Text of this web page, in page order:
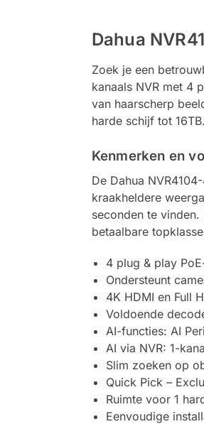
Dahua
Zoek je een
kanaals NVR met 4
van haarscherp
harde schijf tot
Kenmerken en
De Dahua
kraakheldere
seconden te
betaalbare
4 plug & play
Ondersteunt
4K HDMI en Full
Voldoende
AI-functies: AI
AI via NVR: 1-
Slim zoeken op
Quick Pick –
Ruimte voor 1
Eenvoudige